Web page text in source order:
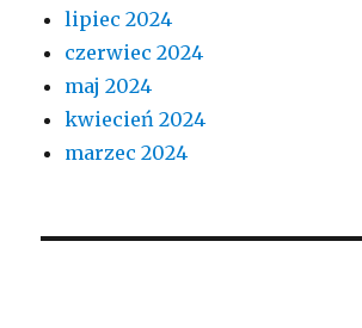
lipiec 2024
czerwiec 2024
maj 2024
kwiecień 2024
marzec 2024